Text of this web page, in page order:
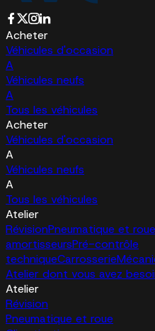
Acheter
Véhicules d'occasion
A
Véhicules neufs
A
Tous les véhicules
Acheter
Véhicules d'occasion
A
Véhicules neufs
A
Tous les véhicules
Atelier
RévisionPneumatique et roue
amortisseursPré-contrôle
techniqueCarrosserie
Atelier dont vous avez
Atelier
Révision
Pneumatique et roue